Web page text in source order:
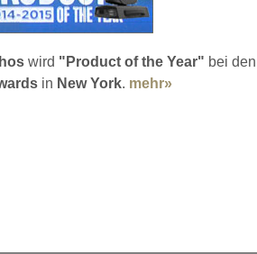
wird "Product of the Year" bei den
in New York. mehr» about